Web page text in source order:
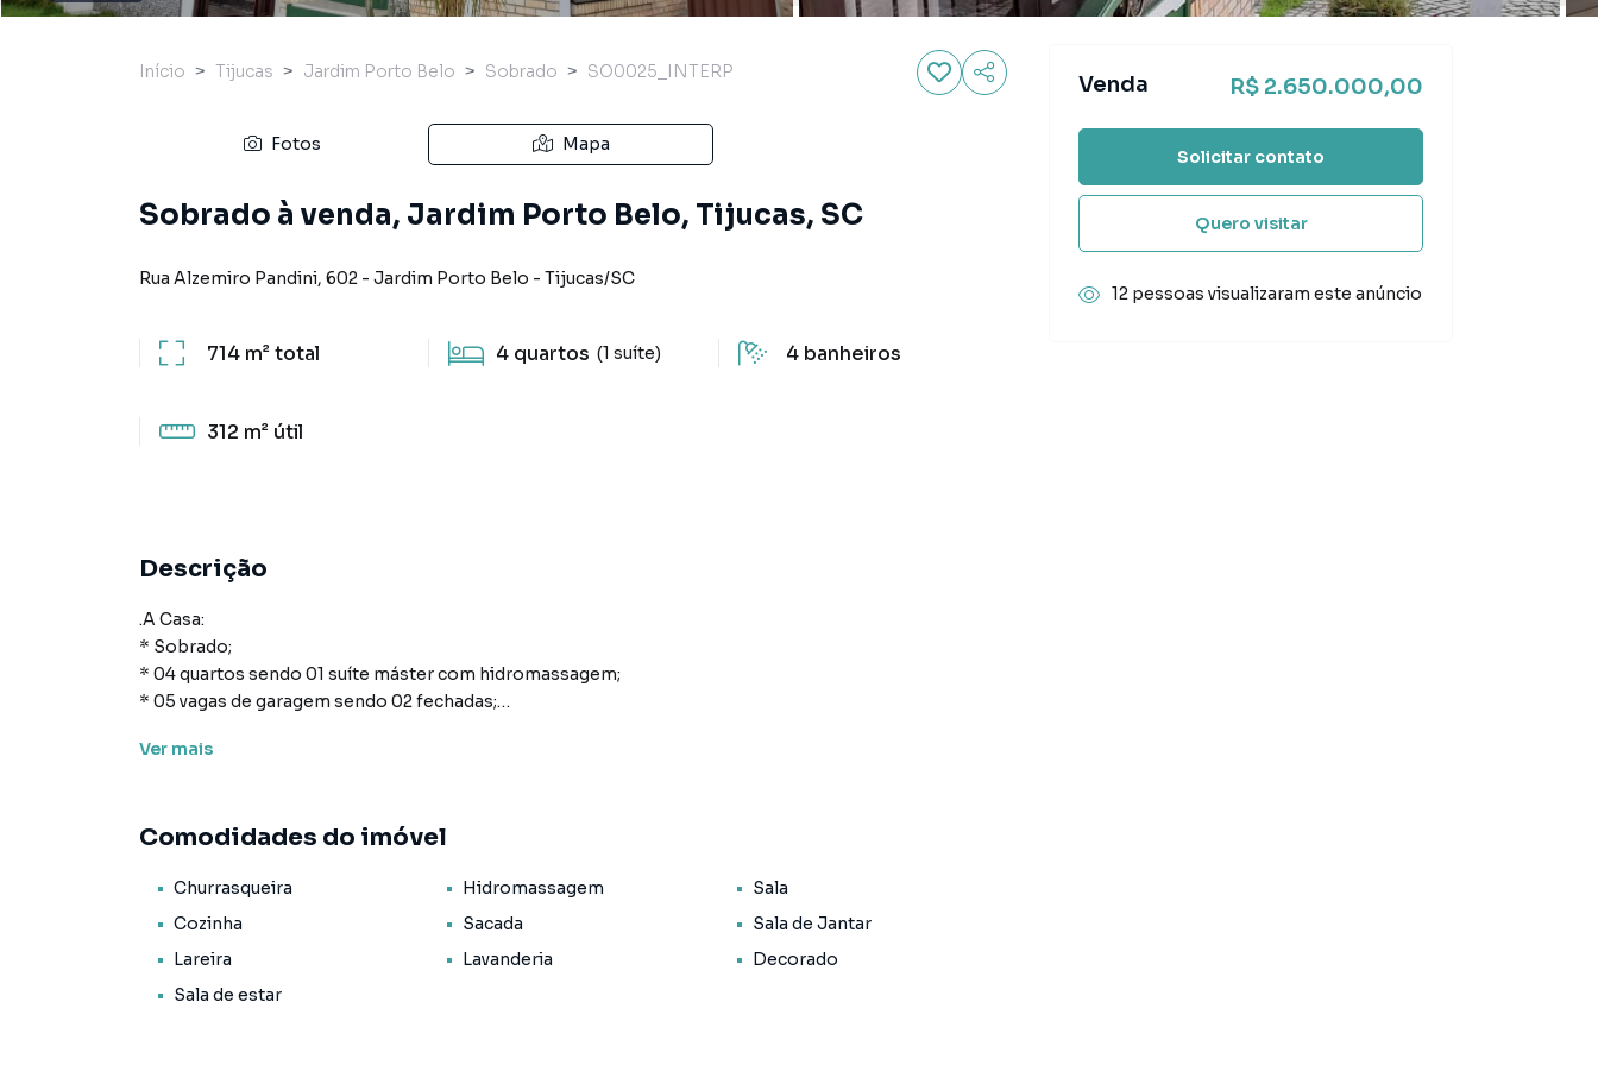
Início Tijucas Jardim Porto Belo Sobrado SO0025_INTERP
Fotos Mapa
Sobrado à venda, Jardim Porto Belo, Tijucas, SC
Rua Alzemiro Pandini, 602 - Jardim Porto Belo - Tijucas/SC
714 m²total 4 quartos (1 suíte) 4 banheiros
312 m² útil
Descrição
.A Casa:
* Sobrado;
* 04 quartos sendo 01 suíte máster com hidromassagem;
* 05 vagas de garagem sendo 02 fechadas;
* 714m² de terreno;
* 04 banheiros sendo 01 lavabo;
* Sala de jantar;
* Amplas Sacadas na suíte e na Sala superior de Lareira;
* Pé direito alto;
* Completo sistema de alarme;
Ver mais
Comodidades do imóvel
Churrasqueira Hidromassagem
Sala
Cozinha
Sacada
Sala de Jantar
Lareira
Lavanderia
Decorado
Sala de estar
Venda R$ 2.650.000,00
Solicitar contato
Quero visitar
12 pessoas visualizaram este anúncio